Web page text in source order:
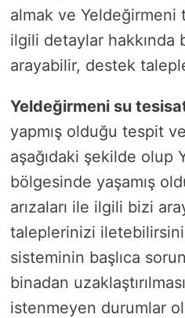
almak ve
ilgili detaylar hakkında
arayabilir, destek
Yeldeğirmeni su
yapmış olduğu tespit
aşağıdaki şekilde olup
bölgesinde yaşamış
arızaları ile ilgili bizi
taleplerinizi
sisteminin başlıca
binadan
istenmeyen durumlar